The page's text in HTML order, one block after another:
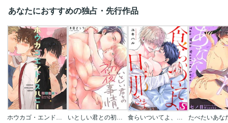
あなたにおすすめの独占・先行作品
ホウカゴ・エンドレスハニー いとしい君との初夜事情。 食らいついてよ、旦那さま たべたいあな